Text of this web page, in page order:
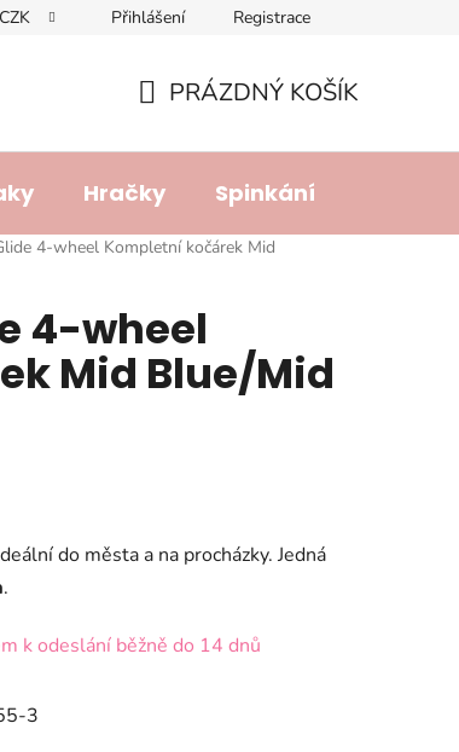
Doprava a platba Lhůta pro vyřízení reklamace
CZK Přihlášení Registrace
KOŠÍK
PRÁZDNÝ KOŠÍK
Hračky Spinkání
4-wheel Kompletní kočárek Mid
4-wheel
Mid Blue/Mid
do města a na procházky. Jedná
.
k odeslání běžně do 14 dnů
3